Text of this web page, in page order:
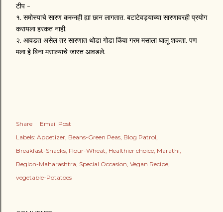
टीप -
१. समोस्याचे सारण करुनही ह्या छान लागतात. बटाटेवड्याच्या सारणावरही प्रयोग
करायला हरकत नाही.
२. आवडत असेल तर सारणात थोडा गोडा किंवा गरम मसाला घालू शकता. पण
मला हे बिना मसाल्याचे जास्त आवडले.
Share
Email Post
Labels: Appetizer Beans-Green Peas Blog Patrol
Breakfast-Snacks Flour-Wheat Healthier choice Marathi
Region-Maharashtra Special Occasion Vegan Recipe
vegetable-Potatoes